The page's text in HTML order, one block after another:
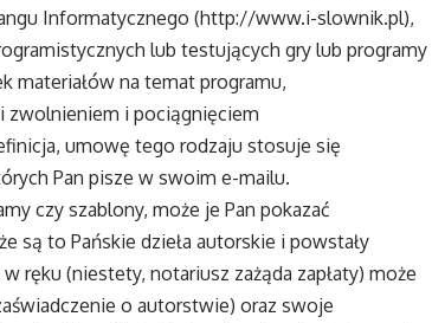
Informatycznego (http://www.i-slownik.pl),
lub testujących gry lub programy
materiałów na temat programu,
zwolnieniem i pociągnięciem
umowę tego rodzaju stosuje się
Pan pisze w swoim e-mailu.
czy szablony, może je Pan pokazać
są to Pańskie dzieła autorskie i powstały
ręku (niestety, notariusz zażąda zapłaty) może
o autorstwie) oraz swoje